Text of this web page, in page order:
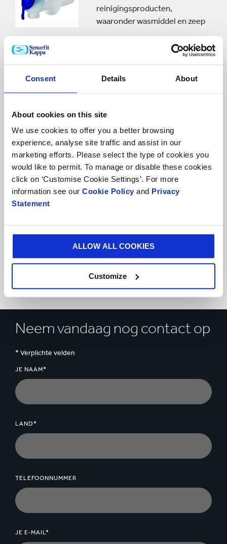
Consent Details About
About cookies on this site
We use cookies to offer you a better browsing
experience, analyse site traffic and assist in our
marketing efforts. Please select the type of cookies you
would like to permit. To manage or disable these cookies
click on ‘Customise Cookie Settings’. For more
information see our Cookie Policy and Privacy
Statement
ALLOW ALL COOKIES
Customize
reinigingsproducten,
waaronder wasmiddel en zeep
Een versterkte structuur, zeer
goed bestand tegen agressieve
navuloplossing
Vitop® Aseptic
Ontwikkeld voor zuivel,
vloeibaar ei en ander
Aseptische of schone
toepassing
Verkrijgbaar in blauw, geel, rood
of wit
Neem vandaag nog contact op
* Verplichte velden
JE NAAM*
LAND*
TELEFOONNUMMER
JE E-MAIL*